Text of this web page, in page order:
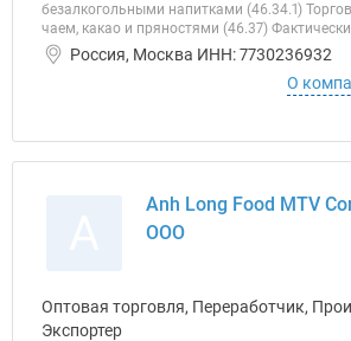
безалкогольными напитками (46.34.1)
чаем, какао и пряностями (46.37)
Россия, Москва ИНН: 7730236932
О
Anh Long Food MTV
ООО
Оптовая торговля, Переработчик,
Экспортер